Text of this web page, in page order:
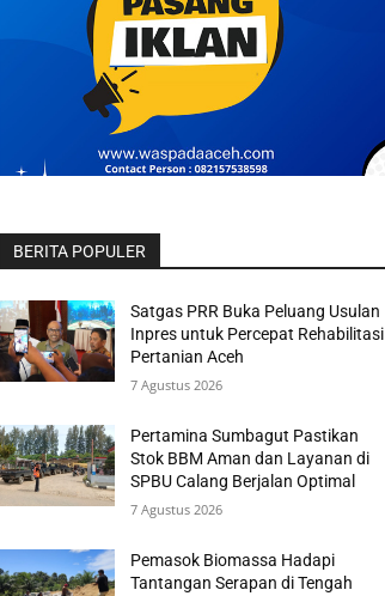
BERITA POPULER
Satgas PRR Buka Peluang Usulan
Inpres untuk Percepat Rehabilitasi
Pertanian Aceh
7 Agustus 2026
Pertamina Sumbagut Pastikan
Stok BBM Aman dan Layanan di
SPBU Calang Berjalan Optimal
7 Agustus 2026
Pemasok Biomassa Hadapi
Tantangan Serapan di Tengah